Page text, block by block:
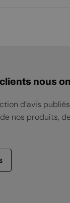
nous
d’avis
nos produits,